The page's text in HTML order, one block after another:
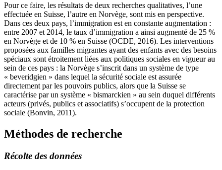
Pour ce faire, les résultats de deux recherches qualitatives, l’une
effectuée en Suisse, l’autre en Norvège, sont mis en perspective.
Dans ces deux pays, l’immigration est en constante augmentation :
entre 2007 et 2014, le taux d’immigration a ainsi augmenté de 25 %
en Norvège et de 10 % en Suisse (OCDE, 2016). Les interventions
proposées aux familles migrantes ayant des enfants avec des besoins
spéciaux sont étroitement liées aux politiques sociales en vigueur au
sein de ces pays : la Norvège s’inscrit dans un système de type
« beveridgien » dans lequel la sécurité sociale est assurée
directement par les pouvoirs publics, alors que la Suisse se
caractérise par un système « bismarckien » au sein duquel différents
acteurs (privés, publics et associatifs) s’occupent de la protection
sociale (Bonvin, 2011).
Méthodes de recherche
Récolte des données